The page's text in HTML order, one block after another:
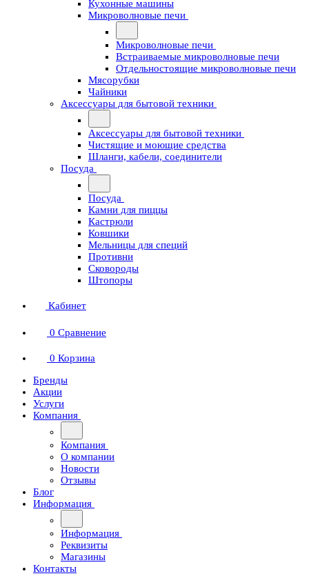
Кухонные машины
Микроволновые печи
Микроволновые печи
Встраиваемые микроволновые печи
Отдельностоящие микроволновые печи
Мясорубки
Чайники
Аксессуары для бытовой техники
Аксессуары для бытовой техники
Чистящие и моющие средства
Шланги, кабели, соединители
Посуда
Посуда
Камни для пиццы
Кастрюли
Ковшики
Мельницы для специй
Противни
Сковороды
Штопоры
Кабинет
0 Сравнение
0 Корзина
Бренды
Акции
Услуги
Компания
Компания
О компании
Новости
Отзывы
Блог
Информация
Информация
Реквизиты
Магазины
Контакты